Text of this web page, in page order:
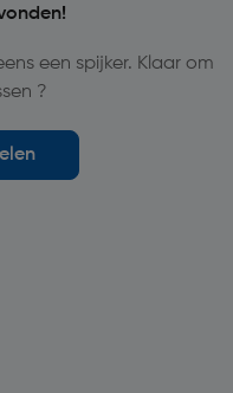
een spijker. Klaar om
?